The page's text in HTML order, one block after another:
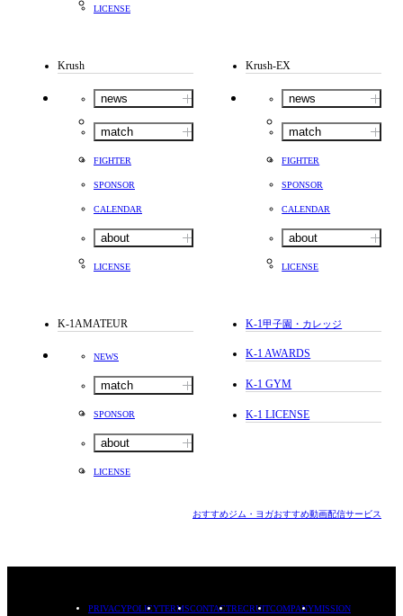
LICENSE
Krush
news
match
FIGHTER
SPONSOR
CALENDAR
about
LICENSE
Krush-EX
news
match
FIGHTER
SPONSOR
CALENDAR
about
LICENSE
K-1AMATEUR
NEWS
match
SPONSOR
about
LICENSE
K-1甲子園・カレッジ
K-1 AWARDS
K-1 GYM
K-1 LICENSE
おすすめジム・ヨガおすすめ動画配信サービス
PRIVACYPOLICYTERMSCONTACTRECRUITCOMPANYMISSION